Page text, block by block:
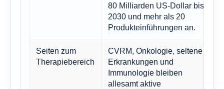
80 Milliarden US-Dollar bis
2030 und mehr als 20
Produkteinführungen an.
Seiten zum
Therapiebereich
CVRM, Onkologie, seltene
Erkrankungen und
Immunologie bleiben
allesamt aktive